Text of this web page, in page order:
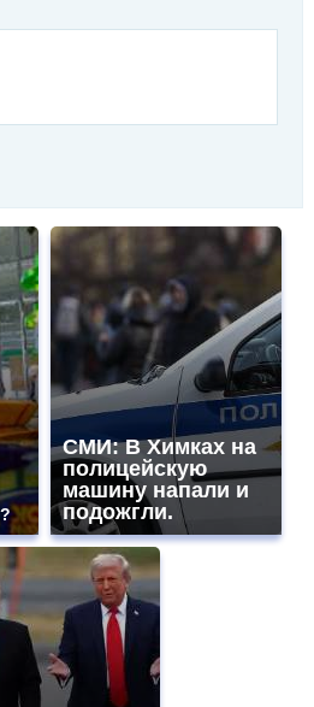
СМИ: В Химках на
полицейскую
машину напали и
подожгли.